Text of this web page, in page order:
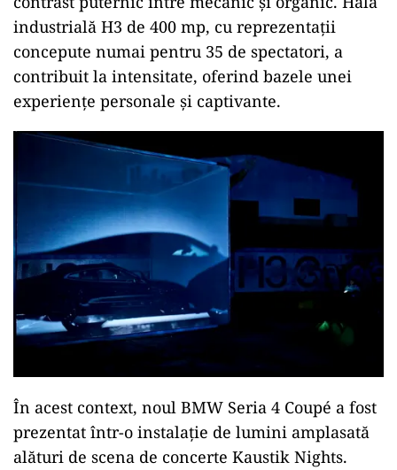
industrială H3 de 400 mp, cu reprezentaţii
concepute numai pentru 35 de spectatori, a
contribuit la intensitate, oferind bazele unei
experienţe personale şi captivante.
În acest context, noul BMW Seria 4 Coupé a fost
prezentat într-o instalaţie de lumini amplasată
alături de scena de concerte Kaustik Nights.